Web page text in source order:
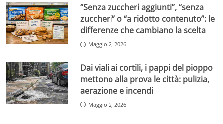
“Senza zuccheri aggiunti”, “senza
zuccheri” o “a ridotto contenuto”: le
differenze che cambiano la scelta
Maggio 2, 2026
Dai viali ai cortili, i pappi del pioppo
mettono alla prova le città: pulizia,
aerazione e incendi
Maggio 2, 2026